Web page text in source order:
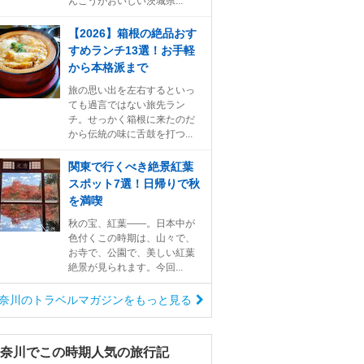
【2026】箱根の絶品おす
すめランチ13選！お手軽
から本格派まで
旅の思い出を左右するといっ
ても過言ではない旅先ラン
チ。せっかく箱根に来たのだ
から伝統の味に舌鼓を打つ...
関東で行くべき絶景紅葉
スポット7選！日帰りで秋
を満喫
秋の宝、紅葉――。日本中が
色付くこの時期は、山々で、
お寺で、公園で、美しい紅葉
絶景が見られます。今回...
川のトラベルマガジンをもっと見る
川でこの時期人気の旅行記